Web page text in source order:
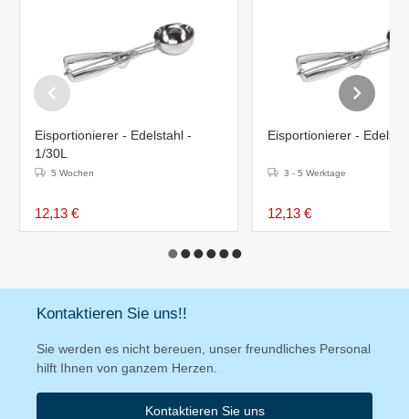
Eisportionierer - Edelstahl -
1/30L
5 Wochen
12,13 €
Eisportionierer -
3 - 5 Werktage
12,13 €
Kontaktieren Sie uns!!
Sie werden es nicht bereuen, unser freundliches Personal
hilft Ihnen von ganzem Herzen.
Kontaktieren Sie uns